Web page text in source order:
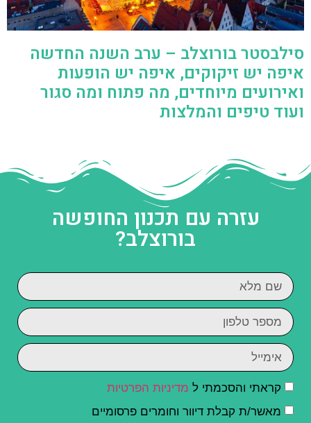
סילבסטר בורוצלב – ערב השנה החדשה
איפה יש זיקוקים, איפה יש הופעות
ואירועים מיוחדים, מה פתוח ומה סגור
ועוד טיפים והמלצות
עזרה עם תכנון החופשה
בורוצלב?
קראתי והסכמתי ל מדיניות הפרטיות
מאשר/ת קבלת דיוור וחומרים פרסומיים